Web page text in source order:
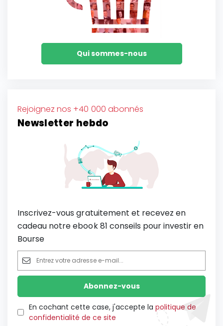
Qui sommes-nous
Rejoignez nos +40 000 abonnés
Newsletter hebdo
Inscrivez-vous gratuitement et recevez en
cadeau notre ebook 81 conseils pour investir en
Bourse
En cochant cette case, j'accepte la politique de
confidentialité de ce site